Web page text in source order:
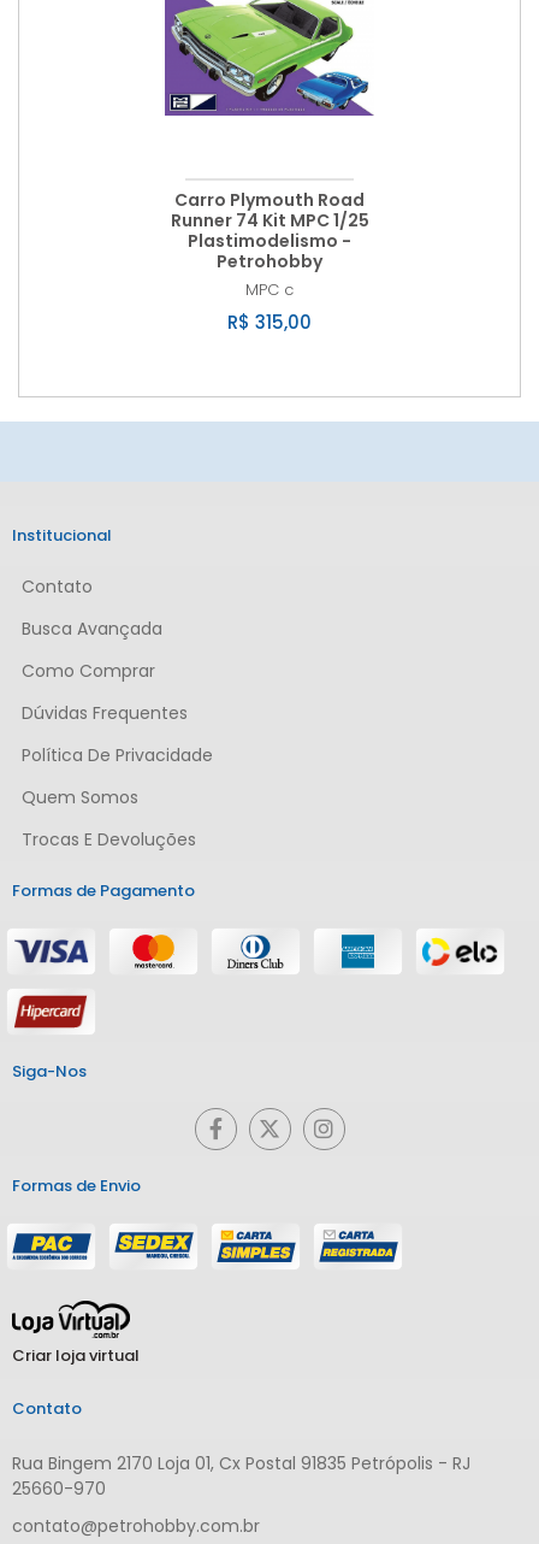
Carro Plymouth Road
Runner 74 Kit MPC 1/25
Plastimodelismo -
Petrohobby
MPC c
R$ 315,00
Institucional
Contato
Busca Avançada
Como Comprar
Dúvidas Frequentes
Política De Privacidade
Quem Somos
Trocas E Devoluções
Formas de Pagamento
Siga-Nos
Formas de Envio
Criar loja virtual
Contato
Rua Bingem 2170 Loja 01, Cx Postal 91835 Petrópolis - RJ
25660-970
contato@petrohobby.com.br